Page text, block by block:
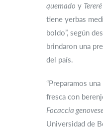
quemado y
tiene yerbas
boldo”, según
brindaron una
del país.
“Preparamos
fresca con
Focaccia
Universidad de